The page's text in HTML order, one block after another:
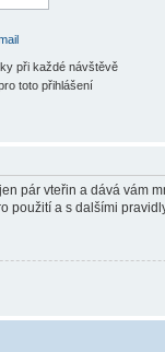
při každé návštěvě
toto přihlášení
pár vteřin a dává vám
použití a s dalšími